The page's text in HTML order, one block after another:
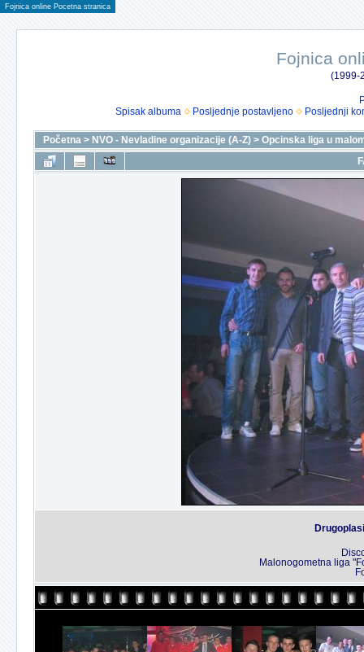
Fojnica online Pocetna stranica
Fojnica
(1999-
Spisak albuma
Posljednje postavljeno Posljednji
Početna > NVO - Nevladine organizacije (A-Z) > Opcinska liga u
Malonogometna liga